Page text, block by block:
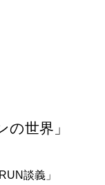
世界」
談義」